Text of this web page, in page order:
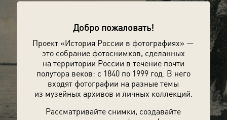
Добро пожаловать!
Проект «История России в фотографиях» —
это собрание фотоснимков, сделанных
на территории России в течение почти
полутора веков: с 1840 по 1999 год. В него
входят фотографии на разные темы
из музейных архивов и личных коллекций.
Рассматривайте снимки, создавайте